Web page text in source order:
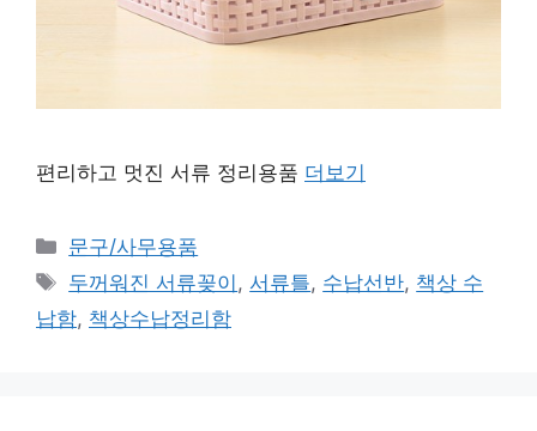
편리하고 멋진 서류 정리용품 더보기
카
테
리
문구/사무용품
태
그
두꺼워진 서류꽂이 , 서류틀, 수납선반, 책상 수
납함, 책상수납정리함